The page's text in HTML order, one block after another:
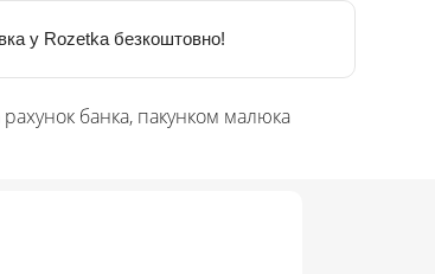
у Rozetka безкоштовно!
банка, пакунком малюка